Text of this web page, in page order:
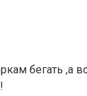
бегать ,а